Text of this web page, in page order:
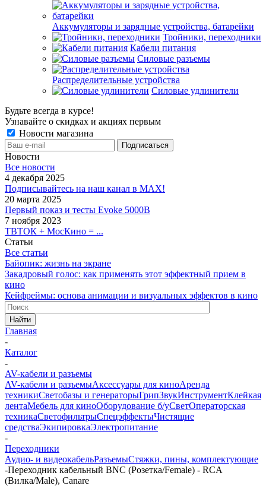
Аккумуляторы и зарядные устройства, батарейки
Тройники, переходники
Кабели питания
Силовые разъемы
Распределительные устройства
Силовые удлинители
Будьте всегда в курсе!
Узнавайте о скидках и акциях первым
Новости магазина
Новости
Все новости
4 декабря 2025
Подписывайтесь на наш канал в MAX!
20 марта 2025
Первый показ и тесты Evoke 5000B
7 ноября 2023
ТВТОК + МосКино = ...
Статьи
Все статьи
Байопик: жизнь на экране
Закадровый голос: как применять этот эффектный прием в
кино
Кейфреймы: основа анимации и визуальных эффектов в кино
Найти
Главная
-
Каталог
-
AV-кабели и разъемы
AV-кабели и разъемыАксессуары для киноАренда
техникиСветобазы и генераторыГрипЗвукИнструментКлейкая
лентаМебель для киноОборудование б/уСветОператорская
техникаСветофильтрыСпецэффектыЧистящие
средстваЭкипировкаЭлектропитание
-
Переходники
Аудио- и видеокабельРазъемыСтяжки, пины, комплектующие
-Переходник кабельный BNC (Розетка/Female) - RCA
(Вилка/Male), Canare